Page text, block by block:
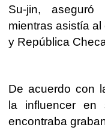
Su-jin,
mientras asistía
y República
De acuerdo con
la influencer en
encontraba